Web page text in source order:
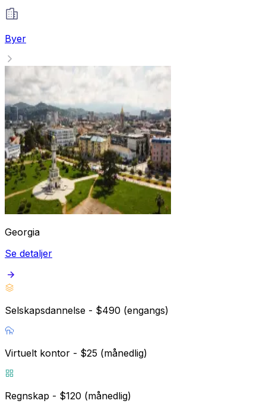
Byer
Georgia
Se detaljer
Selskapsdannelse - $490 (engangs)
Virtuelt kontor - $25 (månedlig)
Regnskap - $120 (månedlig)